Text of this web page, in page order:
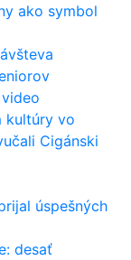
ako symbol
kultúry vo
Cigánski
úspešných
desať